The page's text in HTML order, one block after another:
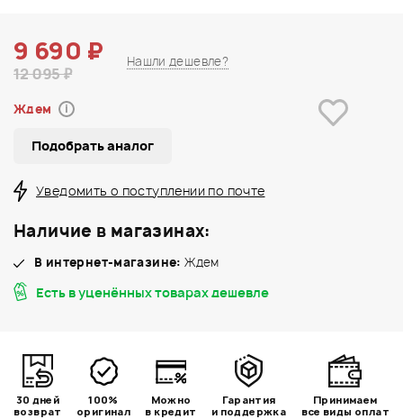
9 690 ₽
12 095 ₽
Нашли дешевле?
Ждем i
Подобрать аналог
Уведомить о поступлении по почте
Наличие в магазинах:
В интернет-магазине: Ждем
Есть в уценённых товарах дешевле
30 дней
возврат
100%
оригинал
Можно
в кредит
Гарантия
и поддержка
Принимаем
все виды оплат